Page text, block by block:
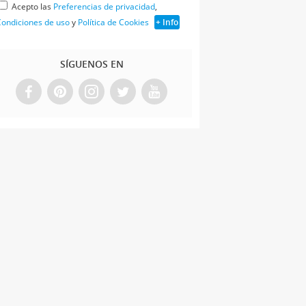
Acepto las Preferencias de privacidad,
de usoy Política de Cookies + Info
SÍGUENOS EN